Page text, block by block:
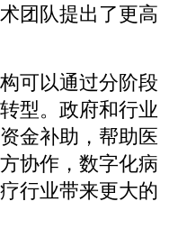
团队提出了更高
可以通过分阶段
型。政府和行业
金补助，帮助医
协作，数字化病
行业带来更大的